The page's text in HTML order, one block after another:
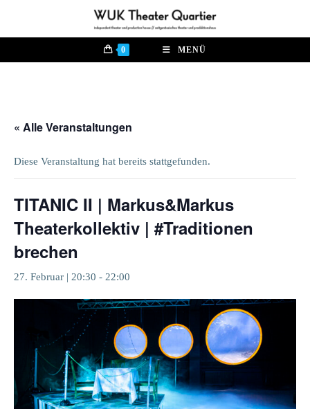
springen
0 MENÜ
« Alle Veranstaltungen
Diese Veranstaltung hat bereits stattgefunden.
TITANIC II | Markus&Markus
Theaterkollektiv | #Traditionen
brechen
27. Februar | 20:30 - 22:00